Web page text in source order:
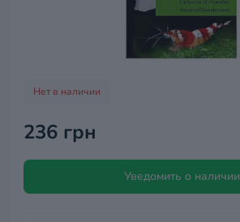
Нет в наличии
236 грн
Уведомить о наличии